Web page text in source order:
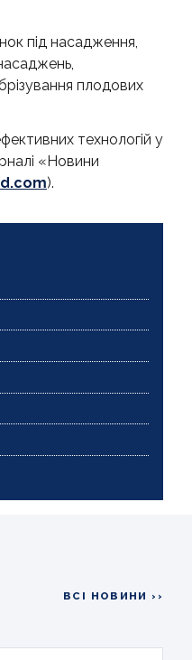
під насадження,
плодових
технологій у
«Новини
).
ВСІ НОВИНИ ››